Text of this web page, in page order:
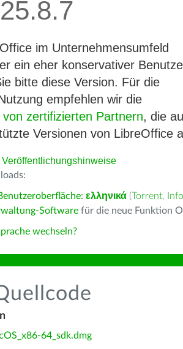
25.8.7
im Unternehmensumfeld
ein eher konservativer
bitte diese Version. Für die
empfehlen wir die
zertifizierten Partnern, die
Versionen von LibreOffice
Veröffentlichungshinweise
ελληνικά (Torrent, Info
Software für die neue Funktion
wechseln?
64_sdk.dmg